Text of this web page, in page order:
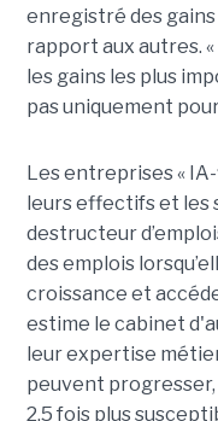
enregistré des
rapport aux autres.
les gains les plus
pas uniquement
Les entreprises «
leurs effectifs et les
destructeur
des emplois
croissance et
estime le cabinet
leur expertise
peuvent progresser,
2,5 fois plus